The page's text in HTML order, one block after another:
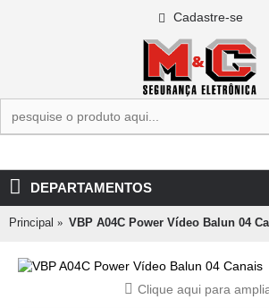
Cadastre-se
DEPARTAMENTOS
Principal VBP A04C Power Vídeo Balun 04
Clique aqui para